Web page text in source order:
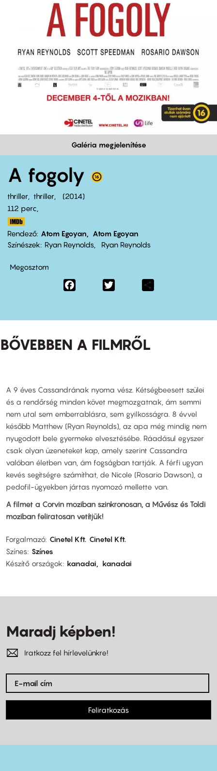
Galéria megjelenítése
A fogoly
thriller thriller
2014
112 perc,
Rendező Atom Egoyan
Atom Egoyan
Színészek
Ryan Reynolds Ryan Reynolds
Megosztom
Facebook
BŐVEBBEN A FILMRŐL
A 9 éves Cassandrának nyoma vész. Kétségbeesett szülei
és a rendőrség minden követ megmozgatnak, ám semmi
nem utal sem emberrablásra, sem gyilkosságra. 8 évvel
később Matthew (Ryan Reynolds), az apa még mindig nem
nyugodott bele gyermeke elvesztésébe. Ráadásul egyszer
csak olyan üzeneteket kap, amely szerint Cassandra
valóban életben van, ám fogságban tartják. A férfi ugyan
kevés segítségre számíthat, de Nicole (Rosario Dawson), a
pedofil-ügyekben jártas nyomozó mellette van.
A filmet a Corvin moziban szinkronosan, a Művész és Toldi
moziban feliratosan vetítjük!
Forgalmazó Cinetel Kft. Cinetel Kft.
Színes Színes
Készítő országok
kanadai kanadai
Maradj képben!
Iratkozz fel hírlevelünkre!
Feliratkozás